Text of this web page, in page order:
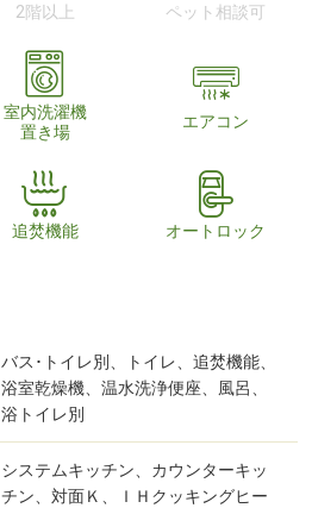
2階以上 ペット相談可
室内洗濯機
置き場
エアコン
追焚機能 オートロック
バス･トイレ別、トイレ、追焚機能、
浴室乾燥機、温水洗浄便座、風呂、
浴トイレ別
システムキッチン、カウンターキッ
チン、対面Ｋ、ＩＨクッキングヒー